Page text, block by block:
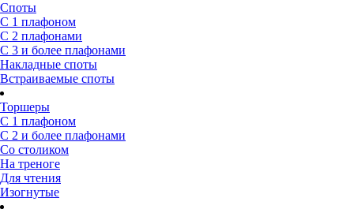
Споты
С 1 плафоном
С 2 плафонами
С 3 и более плафонами
Накладные споты
Встраиваемые споты
Торшеры
С 1 плафоном
С 2 и более плафонами
Со столиком
На треноге
Для чтения
Изогнутые